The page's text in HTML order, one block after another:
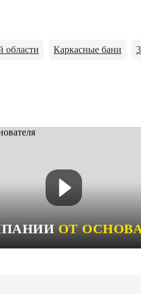
области Каркасные бани
ОТ